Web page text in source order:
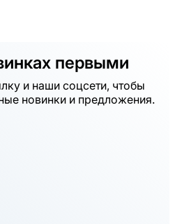
первыми
и наши соцсети, чтобы
новинки и предложения.